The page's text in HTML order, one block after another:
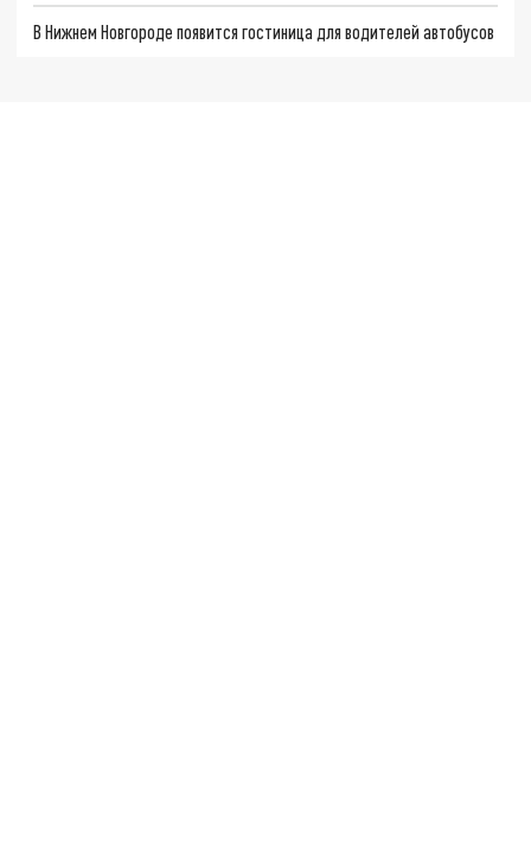
В Нижнем Новгороде появится гостиница для водителей автобусов